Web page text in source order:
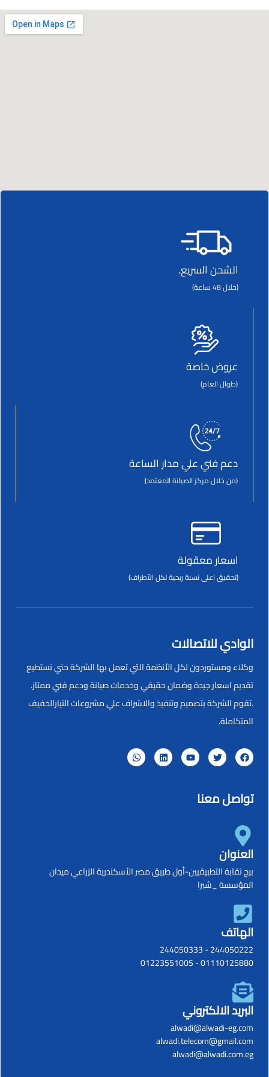
الشحن السريع.
(خلال 48 ساعة)
عروض خاصة
(طوال العام)
دعم فني علي مدار الساعة
(من خلال مركز الصيانة المعتمد)
اسعار معقولة
(تحقيق اعلى نسبة ربحية لكل الأطراف)
الوادي للاتصالات
وكلاء ومستوردون لكل الأنظمة التي تعمل بها الشركة حتي نستطيع
تقديم اسعار جيدة وضمان حقيقي وخدمات صيانة ودعم فني ممتاز.
.تقوم الشركة بتصميم وتنفيذ والاشراف علي مشروعات التيارالخفيف
المتكاملة.
تواصل معنا
العنوان
برج نقابة التطبيقيين-أول طريق مصر الأسكندرية الزراعي ميدان
المؤسسة _شبرا
الهاتف
244050222
-
244050333
01110125880
-
01223551005
البريد الالكتروني
alwadi@alwadi-eg.com
alwadi.telecom@gmail.com
alwadi@alwadi.com.eg